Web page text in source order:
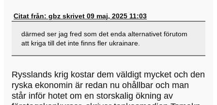
Citat från: gbz skrivet 09 maj, 2025 11:03
därmed ser jag fred som det enda alternativet förutom
att kriga till det inte finns fler ukrainare.
Rysslands krig kostar dem väldigt mycket och den
ryska ekonomin är redan nu ohållbar och man
står inför hotet om en storskalig ökning av